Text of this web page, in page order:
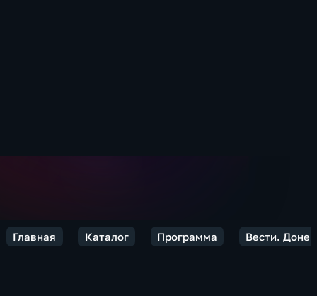
Главная Каталог Программа Вести.